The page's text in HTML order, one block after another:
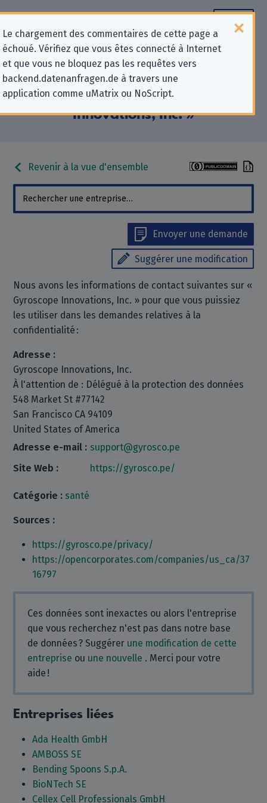
Le chargement des commentaires de cette page a
échoué. Vérifiez que vous êtes connecté à Internet
et que vous ne bloquez pas les requêtes vers
backend.datenanfragen.de à travers une
application comme uMatrix ou NoScript.
Informations de contact pour les
demandes relatives à la protection
de la vie privée pour « Gyroscope
Innovations, Inc. »
Revenir à la vue d'ensemble
Envoyer une demande
Suggérer une modification
Nous avons les informations de contact suivantes sur «
Gyroscope Innovations, Inc. » pour que vous puissiez
les utiliser dans les demandes relatives à la
confidentialité :
Adresse :
Gyroscope Innovations, Inc.
À l'attention de : Délégué à la protection des données
548 Market St #77142
San Francisco CA 94109
United States of America
Adresse e-mail : support@gyrosco.pe
Site Web :
https://gyrosco.pe/
Catégorie : santé
Sources :
https://gyrosco.pe/privacy/
https://opencorporates.com/companies/us_ca/37
16797
Ces données sont inexactes ou alors l'entreprise
que vous recherchez n'est pas dans notre base
de données ? Suggérer une modification de cette
entreprise ou une nouvelle . Merci pour votre
aide !
Entreprises liées
Ada Health GmbH
AMBOSS SE
Bending Spoons S.p.A.
BioNTech SE
Cellex Cell Professionals GmbH